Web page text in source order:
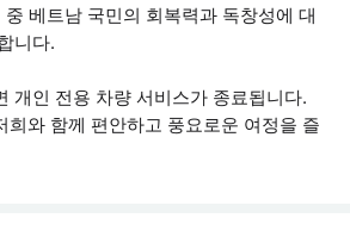
베트남 국민의 회복력과 독창성에 대
니다.
개인 전용 차량 서비스가 종료됩니다.
희와 함께 편안하고 풍요로운 여정을 즐